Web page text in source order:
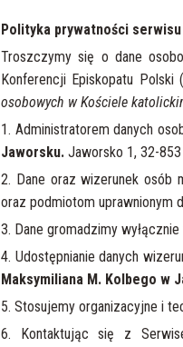
Polityka prywatności
Troszczymy się o dane
Konferencji Episkopatu Polski
osobowych w Kościele
1. Administratorem danych
Jaworsku. Jaworsko 1, 32-
2. Dane oraz wizerunek osób
oraz podmiotom uprawnionym
3. Dane gromadzimy
4. Udostępnianie danych
Maksymiliana M. Kolbego w
5. Stosujemy organizacyjne i
6. Kontaktując się z